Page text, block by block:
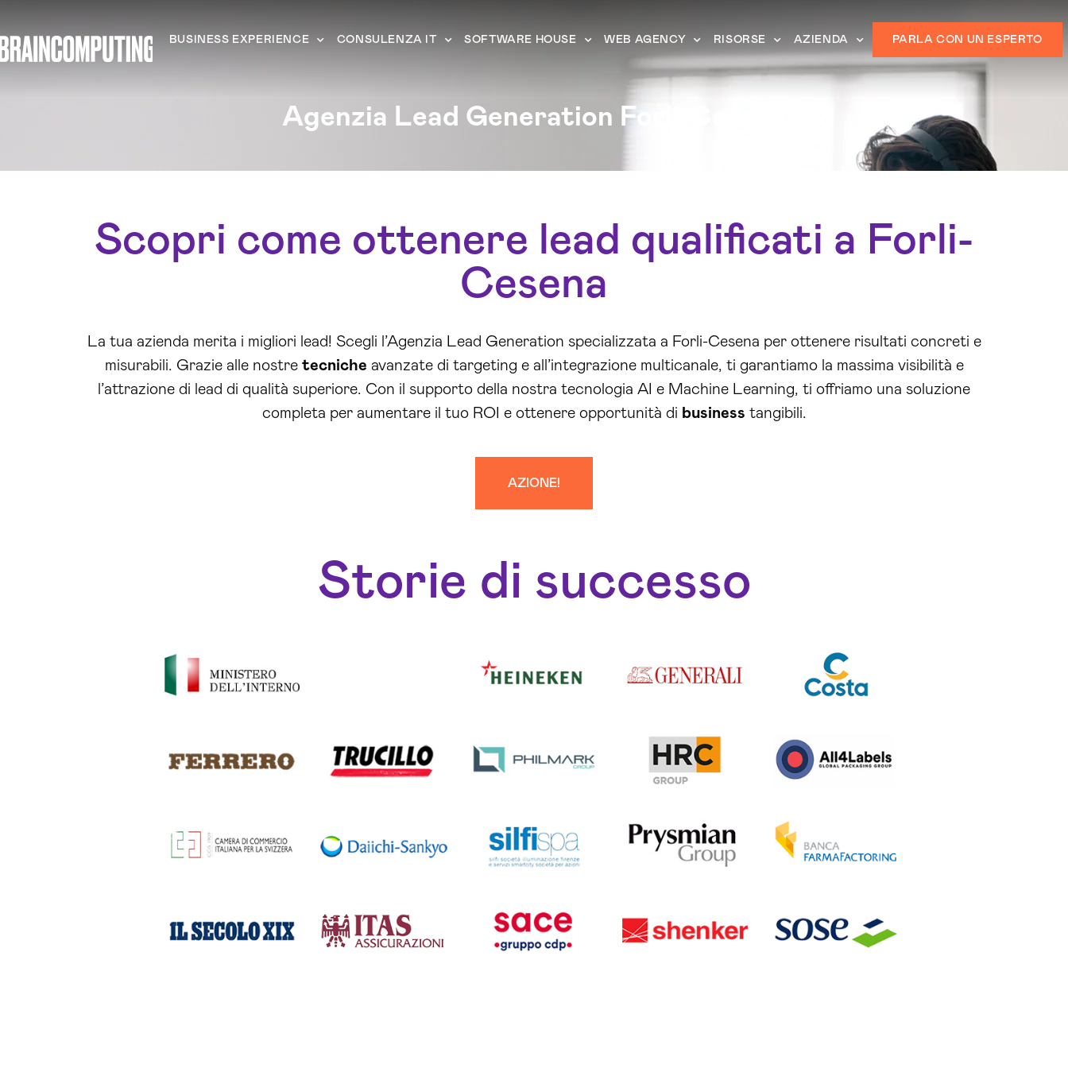
BUSINESS EXPERIENCE CONSULENZA IT SOFTWARE HOUSE WEB AGENCY RISORSE AZIENDA PARLA CON UN ESPERTO
Agenzia Lead Generation Forli-Cesena
Scopri come ottenere lead qualificati a Forli-
Cesena
La tua azienda merita i migliori lead! Scegli l’Agenzia Lead Generation specializzata a Forli-Cesena per ottenere risultati concreti e
misurabili. Grazie alle nostre tecniche avanzate di targeting e all’integrazione multicanale, ti garantiamo la massima visibilità e
l’attrazione di lead di qualità superiore. Con il supporto della nostra tecnologia AI e Machine Learning, ti offriamo una soluzione
completa per aumentare il tuo ROI e ottenere opportunità di business tangibili.
AZIONE!
Storie di successo